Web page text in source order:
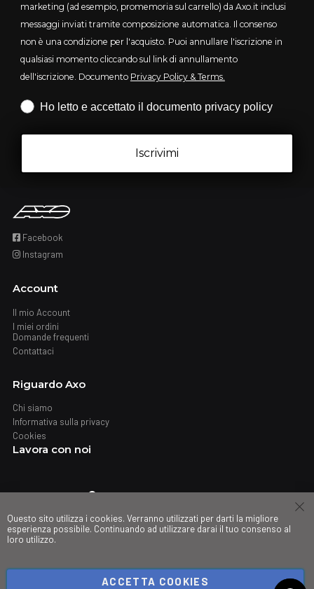
marketing (ad esempio, promemoria sul carrello) da Axo.it inclusi
messaggi inviati tramite composizione automatica. Il consenso
non è una condizione per l'acquisto. Puoi annullare l'iscrizione in
qualsiasi momento cliccando sul link di annullamento
dell'iscrizione. Documento Privacy Policy & Terms.
Iscrizione obbligatoria
Ho letto e accettato il documento privacy policy
Iscrivimi
Facebook
Instagram
Account
Il mio Account
I miei ordini
Domande frequenti
Contattaci
Riguardo Axo
Chi siamo
Informativa sulla privacy
Cookies
Lavora con noi
Dove trovarci
Negozi
Questo sito utilizza i cookies. Verranno utilizzati per darti la migliore
esperienza possibile. Continuando ad utilizzare darai il tuo consenso al
loro utilizzo.
ACCETTA COOKIES